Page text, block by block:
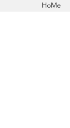
HoMe